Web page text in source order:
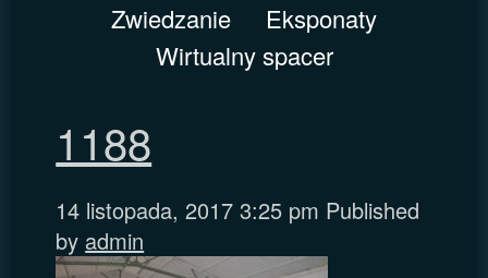
Zwiedzanie
Eksponaty
Wirtualny spacer
1188
14 listopada, 2017 3:25 pm Published
by admin